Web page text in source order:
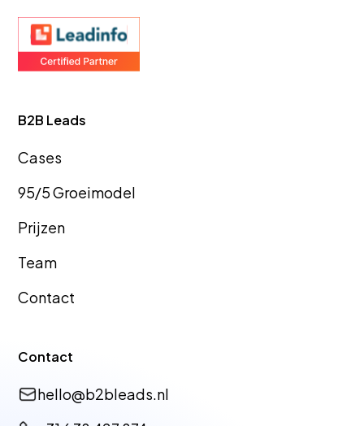
B2B Leads
Cases
95/5 Groeimodel
Prijzen
Team
Contact
Contact
hello@b2bleads.nl